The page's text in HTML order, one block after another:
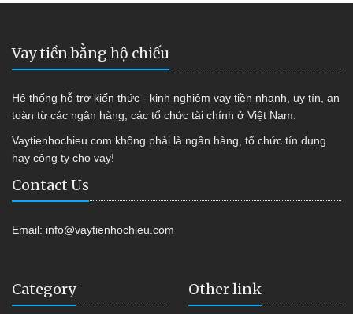
Vay tiền bằng hộ chiếu
Hệ thống hỗ trợ kiến thức - kinh nghiệm vay tiền nhanh, uy tín, an
toàn từ các ngân hàng, các tổ chức tài chính ở Việt Nam.
Vaytienhochieu.com không phải là ngân hàng, tổ chức tín dụng
hay công ty cho vay!
Contact Us
Email: info@vaytienhochieu.com
Category Other link